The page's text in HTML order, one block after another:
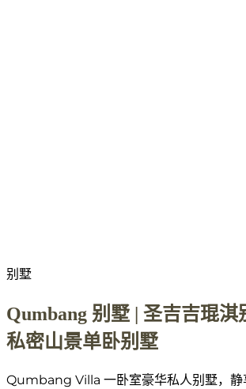
别墅
Qumbang 别墅 | 圣吉吉琨淇
私密山景单卧别墅
Qumbang Villa 一卧室豪华私人别墅，静